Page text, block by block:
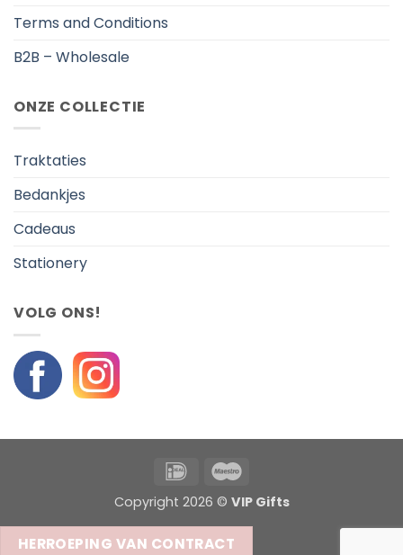
Terms and Conditions
B2B – Wholesale
ONZE COLLECTIE
Traktaties
Bedankjes
Cadeaus
Stationery
VOLG ONS!
IDeal
Copyright 2026 © VIP Gifts
HERROEPING VAN CONTRACT